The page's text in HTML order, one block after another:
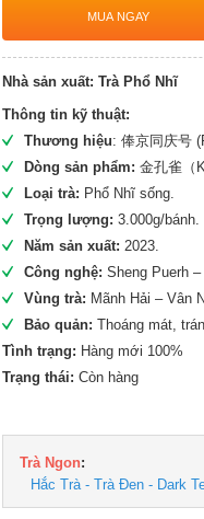
Nhà sản xuất: Trà Phổ Nhĩ
Thông tin kỹ thuật:
Thương hiệu: 俸京同庆号
Dòng sản phẩm: 金孔雀（
Loại trà: Phổ Nhĩ sống.
Trọng lượng:3.000g/bánh.
Năm sản xuất: 2023.
Công nghệ: Sheng Puerh
Vùng trà: Mãnh Hải – Vân
Bảo quản:Thoáng mát,
Tình trạng: Hàng mới 100%
Trạng thái:Còn hàng
Trà Ngon:
Hắc Trà - Trà Đen - Dark